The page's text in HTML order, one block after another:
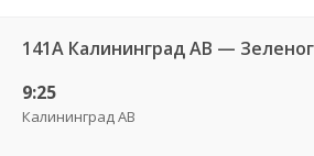
9:25
Калининград АВ